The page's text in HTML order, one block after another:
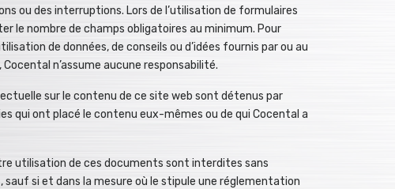
ou des interruptions. Lors de l’utilisation de formulaires
le nombre de champs obligatoires au minimum. Pour
de données, de conseils ou d’idées fournis par ou au
n’assume aucune responsabilité.
sur le contenu de ce site web sont détenus par
qui ont placé le contenu eux-mêmes ou de qui Cocental a
utilisation de ces documents sont interdites sans
sauf si et dans la mesure où le stipule une réglementation